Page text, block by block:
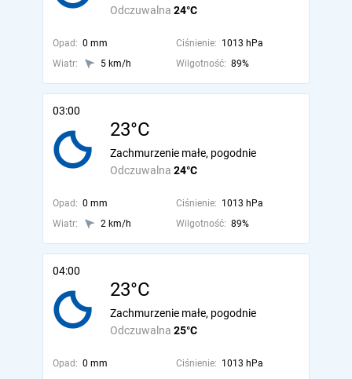
Odczuwalna 24°C
Opad: 0 mm Ciśnienie: 1013 hPa
Wiatr:
5 km/h Wilgotność: 89%
03:00
23°C
Odczuwalna 24°C
Zachmurzenie małe, pogodnie
Opad: 0 mm Ciśnienie: 1013 hPa
Wiatr:
2 km/h Wilgotność: 89%
04:00
23°C
Odczuwalna 25°C
Zachmurzenie małe, pogodnie
Opad: 0 mm Ciśnienie: 1013 hPa